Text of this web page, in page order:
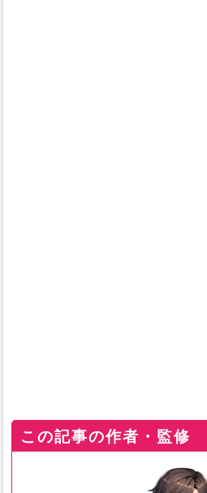
この記事の作者・監修